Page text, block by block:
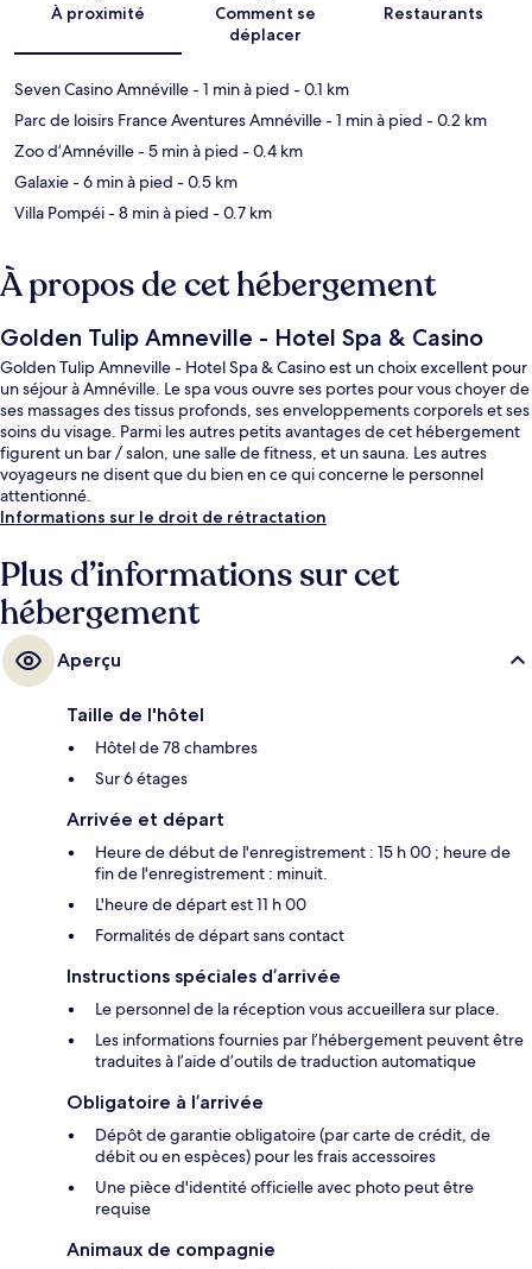
À proximité
Comment se
déplacer
Restaurants
Seven Casino Amnéville- 1 min à pied - 0.1 km
Parc de loisirs France Aventures Amnéville- 1 min à pied - 0.2 km
Zoo d’Amnéville- 5 min à pied - 0.4 km
Galaxie- 6 min à pied - 0.5 km
Villa Pompéi- 8 min à pied - 0.7 km
À propos de cet hébergement
Golden Tulip Amneville - Hotel Spa & Casino
Golden Tulip Amneville - Hotel Spa & Casino est un choix excellent pour
un séjour à Amnéville. Le spa vous ouvre ses portes pour vous choyer de
ses massages des tissus profonds, ses enveloppements corporels et ses
soins du visage. Parmi les autres petits avantages de cet hébergement
figurent un bar / salon, une salle de fitness, et un sauna. Les autres
voyageurs ne disent que du bien en ce qui concerne le personnel
attentionné.
Informations sur le droit de rétractation
Plus d’informations sur cet
hébergement
Aperçu
Taille de l'hôtel
Hôtel de 78 chambres
Sur 6 étages
Arrivée et départ
Heure de début de l'enregistrement : 15 h 00 ; heure de
fin de l'enregistrement : minuit.
L'heure de départ est 11 h 00
Formalités de départ sans contact
Instructions spéciales d’arrivée
Le personnel de la réception vous accueillera sur place.
Les informations fournies par l’hébergement peuvent être
traduites à l’aide d’outils de traduction automatique
Obligatoire à l’arrivée
Dépôt de garantie obligatoire (par carte de crédit, de
débit ou en espèces) pour les frais accessoires
Une pièce d'identité officielle avec photo peut être
requise
Animaux de compagnie